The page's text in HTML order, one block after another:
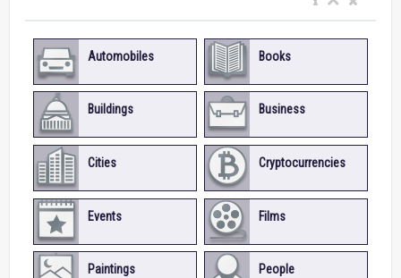
Automobiles Books
Buildings Business
Cities Cryptocurrencies
Events Films
Paintings People